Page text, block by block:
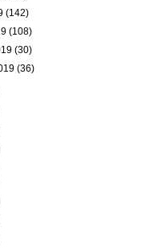
(142)
(108)
(30)
(36)